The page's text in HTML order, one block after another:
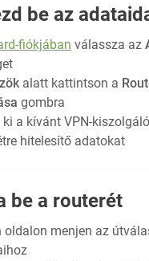
be az
fiókjában válassza az
alatt kattintson a
gombra
a kívánt VPN-
hitelesítő adatokat
be a routerét
oldalon menjen az